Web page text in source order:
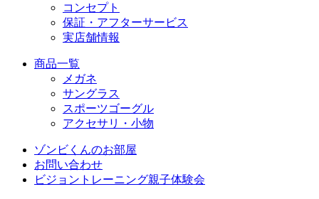
コンセプト
保証・アフターサービス
実店舗情報
商品一覧
メガネ
サングラス
スポーツゴーグル
アクセサリ・小物
ゾンビくんのお部屋
お問い合わせ
ビジョントレーニング親子体験会